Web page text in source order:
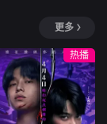
晚局势彻底失控：
全副武装的南亚悍
匪、本欲假意劫车
的三人形成三方混
战。三人不忍伤及
无辜，驾车转
在反乌托邦里
约热内卢废墟中，
城市被阶级斗争撕
裂，人们沉迷于血
腥竞技。一位抵抗
运动领袖为拯救妹
更多
热播